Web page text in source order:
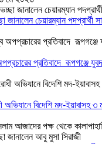
চেয়ারম্যান পদপ্রার্থী
প্রতিবাদে ‎রূপগঞ্জে
অভিযানে বিদেশি মদ-ইয়াবাসহ ৩